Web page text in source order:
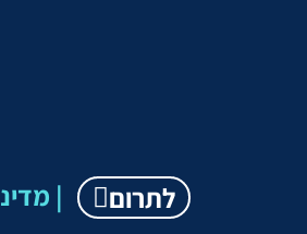
מדיניות פרטיות | לתרום